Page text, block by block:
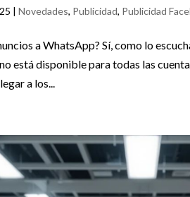
|Novedades, Publicidad, Publicidad
a WhatsApp? Sí, como lo
está disponible para todas las
a los...